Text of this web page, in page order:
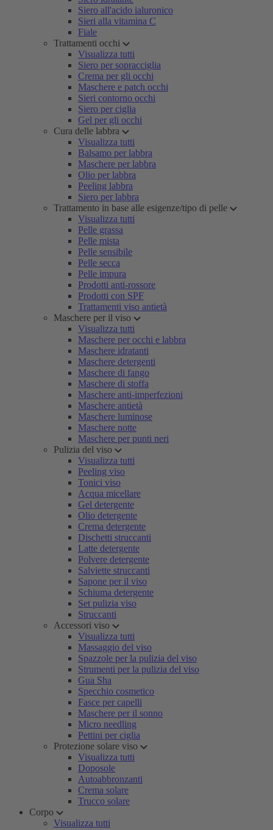
Siero all'acido ialuronico
Sieri alla vitamina C
Fiale
Trattamenti occhi
Visualizza tutti
Siero per sopracciglia
Crema per gli occhi
Maschere e patch occhi
Sieri contorno occhi
Siero per ciglia
Gel per gli occhi
Cura delle labbra
Visualizza tutti
Balsamo per labbra
Maschere per labbra
Olio per labbra
Peeling labbra
Siero per labbra
Trattamento in base alle esigenze/tipo di pelle
Visualizza tutti
Pelle grassa
Pelle mista
Pelle sensibile
Pelle secca
Pelle impura
Prodotti anti-rossore
Prodotti con SPF
Trattamenti viso antietà
Maschere per il viso
Visualizza tutti
Maschere per occhi e labbra
Maschere idratanti
Maschere detergenti
Maschere di fango
Maschere di stoffa
Maschere anti-imperfezioni
Maschere antietà
Maschere luminose
Maschere notte
Maschere per punti neri
Pulizia del viso
Visualizza tutti
Peeling viso
Tonici viso
Acqua micellare
Gel detergente
Olio detergente
Crema detergente
Dischetti struccanti
Latte detergente
Polvere detergente
Salviette struccanti
Sapone per il viso
Schiuma detergente
Set pulizia viso
Struccanti
Accessori viso
Visualizza tutti
Massaggio del viso
Spazzole per la pulizia del viso
Strumenti per la pulizia del viso
Gua Sha
Specchio cosmetico
Fasce per capelli
Maschere per il sonno
Micro needling
Pettini per ciglia
Protezione solare viso
Visualizza tutti
Doposole
Autoabbronzanti
Crema solare
Trucco solare
Corpo
Visualizza tutti